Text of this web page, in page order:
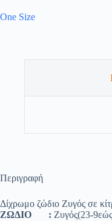
One Size
Περιγραφή
Δίχρωμο ζώδιο Ζυγός σε
ΖΩΔΙΟ : Ζυγός(23-